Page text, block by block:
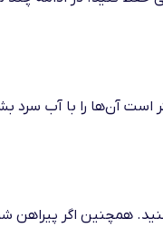
آن‌ها را با آب سرد
همچنین اگر